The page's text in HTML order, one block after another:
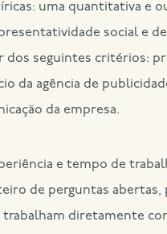
uma quantitativa e
social e
dos seguintes critérios:
da agência de
da empresa.
e tempo de
de perguntas
diretamente